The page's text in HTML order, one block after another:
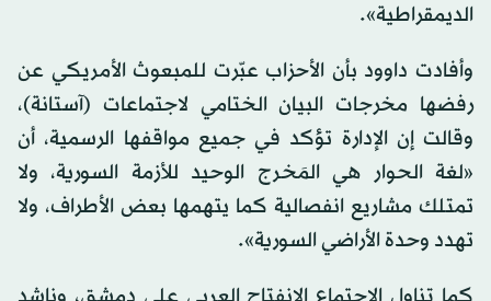
الديمقراطية».
وأفادت داوود بأن الأحزاب عبّرت للمبعوث الأمريكي عن
رفضها مخرجات البيان الختامي لاجتماعات (آستانة)،
وقالت إن الإدارة تؤكد في جميع مواقفها الرسمية، أن
«لغة الحوار هي المَخرج الوحيد للأزمة السورية، ولا
تمتلك مشاريع انفصالية كما يتهمها بعض الأطراف، ولا
تهدد وحدة الأراضي السورية».